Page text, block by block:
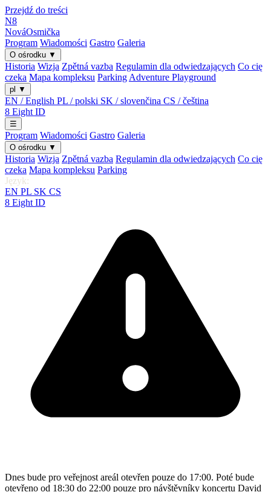
Przejdź do treści
N8
NováOsmička
Program Wiadomości Gastro Galeria
O ośrodku ▼
Historia Wizja Zpětná vazba Regulamin dla odwiedzających Co cię
czeka Mapa kompleksu Parking Adventure Playground
pl ▼
EN / English PL / polski SK / slovenčina CS / čeština
8 Eight ID
☰
Program Wiadomości Gastro Galeria
O ośrodku ▼
Historia Wizja Zpětná vazba Regulamin dla odwiedzających Co cię
czeka Mapa kompleksu Parking
Język:
EN PL SK CS
8 Eight ID
Dnes bude pro veřejnost areál otevřen pouze do 17:00. Poté bude
otevřeno od 18:30 do 22:00 pouze pro návštěvníky koncertu David